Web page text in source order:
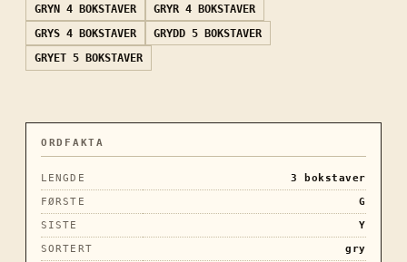
GRYN 4 BOKSTAVER GRYR 4 BOKSTAVER
GRYS 4 BOKSTAVER GRYDD 5 BOKSTAVER
GRYET 5 BOKSTAVER
ORDFAKTA
LENGDE 3
bokstaver
FØRSTE
G
SISTE
Y
SORTERT
gry